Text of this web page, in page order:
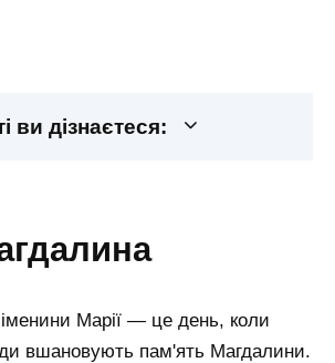
ви дізнаєтеся:
іменини Марії — це день, коли
вшановують пам'ять Магдалини.